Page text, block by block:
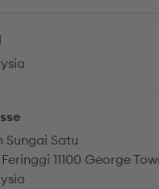
Sungai Satu
11100 George